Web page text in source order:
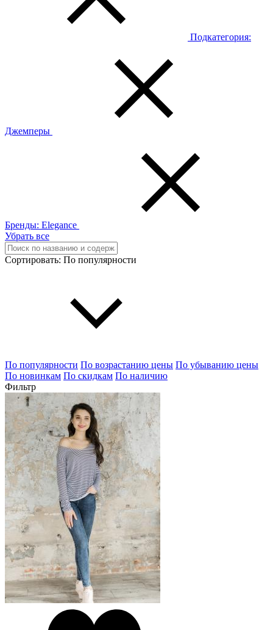
Подкатегория:
Джемперы
Бренды: Elegance
Убрать все
Сортировать: По популярности
По популярности По возрастанию цены По убыванию цены
По новинкам По скидкам По наличию
Фильтр